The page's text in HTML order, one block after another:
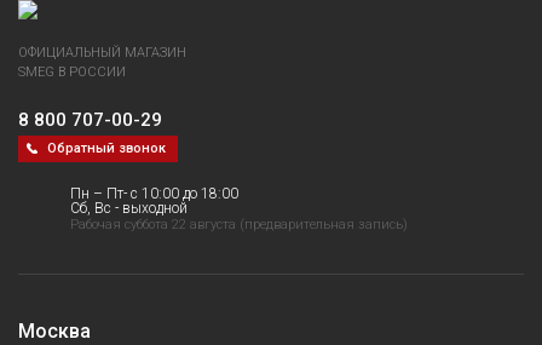
ОФИЦИАЛЬНЫЙ МАГАЗИН
SMEG В РОССИИ
8 800 707-00-29
Обратный звонок
Пн – Пт- с 10:00 до 18:00
Сб, Вс - выходной
Рабочая суббота 22 августа (предварительная запись)
Москва